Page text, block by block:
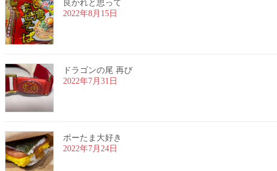
良かれと思って
2022年8月15日
ドラゴンの尾 再び
2022年7月31日
ポーたま大好き
2022年7月24日